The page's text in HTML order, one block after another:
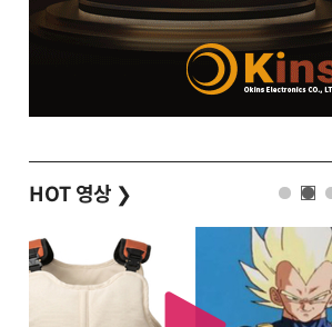
HOT 영상 ❯